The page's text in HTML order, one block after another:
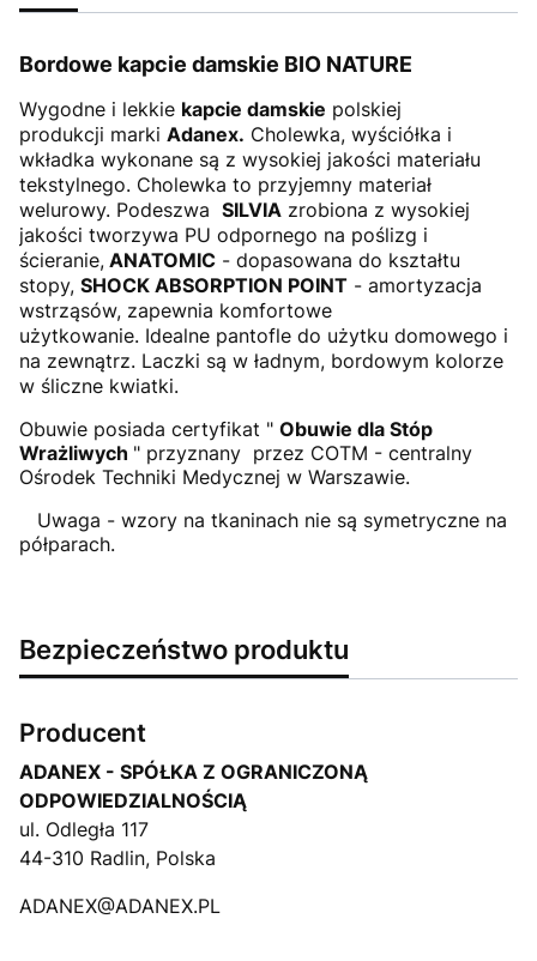
Bordowe kapcie damskie BIO NATURE
Wygodne i lekkie kapcie damskie polskiej
produkcji marki Adanex. Cholewka, wyściółka i
wkładka wykonane są z wysokiej jakości materiału
tekstylnego. Cholewka to przyjemny materiał
welurowy. Podeszwa SILVIA zrobiona z wysokiej
jakości tworzywa PU odpornego na poślizg i
ścieranie, ANATOMIC - dopasowana do kształtu
stopy, SHOCK ABSORPTION POINT - amortyzacja
wstrząsów, zapewnia komfortowe
użytkowanie. Idealne pantofle do użytku domowego i
na zewnątrz. Laczki są w ładnym, bordowym kolorze
w śliczne kwiatki.
Obuwie posiada certyfikat " Obuwie dla Stóp
Wrażliwych " przyznany przez COTM - centralny
Ośrodek Techniki Medycznej w Warszawie.
Uwaga - wzory na tkaninach nie są symetryczne na
półparach.
Bezpieczeństwo produktu
Producent
ADANEX - SPÓŁKA Z OGRANICZONĄ
ODPOWIEDZIALNOŚCIĄ
ul. Odległa 117
44-310 Radlin, Polska
ADANEX@ADANEX.PL